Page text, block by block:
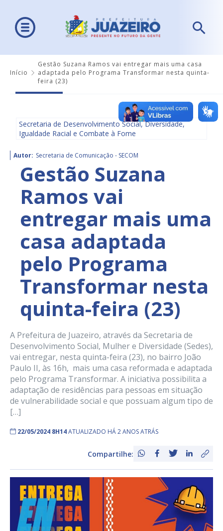
Início
Gestão Suzana Ramos vai entregar mais uma casa
adaptada pelo Programa Transformar nesta quinta-
feira (23)
Secretaria de Desenvolvimento Social, Diversidade,
Igualdade Racial e Combate à Fome
Autor: Secretaria de Comunicação - SECOM
Gestão Suzana
Ramos vai
entregar mais uma
casa adaptada
pelo Programa
Transformar nesta
quinta-feira (23)
A Prefeitura de Juazeiro, através da Secretaria de
Desenvolvimento Social, Mulher e Diversidade (Sedes),
vai entregar, nesta quinta-feira (23), no bairro João
Paulo II, às 16h, mais uma casa reformada e adaptada
pelo Programa Transformar. A iniciativa possibilita a
adaptação de residências para pessoas em situação
de vulnerabilidade social e que possuam algum tipo de
[…]
22/05/2024 8H14ATUALIZADO HÁ 2 ANOS ATRÁS
Compartilhe: